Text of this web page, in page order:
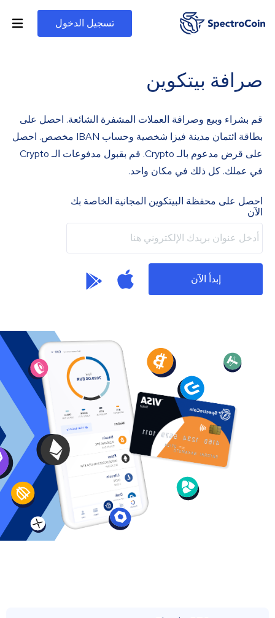
تسجيل الدخول
صرافة بيتكوين
قم بشراء وبيع وصرافة العملات المشفرة الشائعة. احصل على
بطاقة ائتمان مدينة فيزا شخصية وحساب IBAN مخصص. احصل
على قرض مدعوم بالـ Crypto. قم بقبول مدفوعات الـ Crypto
في عملك. كل ذلك في مكان واحد.
احصل على محفظة البيتكوين المجانية الخاصة بك
الآن
إبدأ الآن